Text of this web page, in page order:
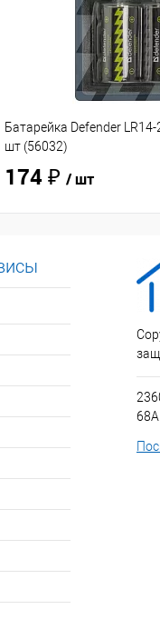
Батарейка Defender LR14-
шт (56032)
174 ₽ / шт
68А